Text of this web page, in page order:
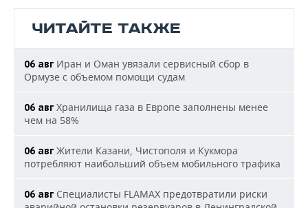
ЧИТАЙТЕ ТАКЖЕ
06 авг Иран и Оман увязали сервисный сбор в
Ормузе с объемом помощи судам
06 авг Хранилища газа в Европе заполнены менее
чем на 58%
06 авг Жители Казани, Чистополя и Кукмора
потребляют наибольший объем мобильного трафика
06 авг Специалисты FLAMAX предотвратили риски